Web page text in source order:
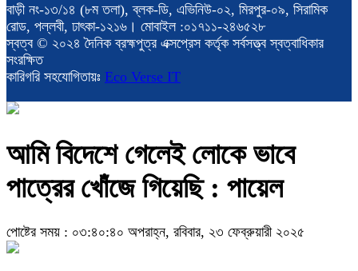
বাড়ী নং-১৩/১৪ (৮ম তলা), ব্লক-ডি, এভিনিউ-০২, মিরপুর-০৯, সিরামিক
রোড, পল্লবী, ঢাৎকা-১২১৬। মোবাইল :০১৭১১-২৪৬৫২৮
স্বত্ব © ২০২৪ দৈনিক ব্রহ্মপুত্র এক্সপ্রেস কর্তৃক সর্বসত্ত্ব স্বত্বাধিকার
সংরক্ষিত
কারিগরি সহযোগিতায়ঃ Eco Verse IT
আমি বিদেশে গেলেই লোকে ভাবে
পাত্রের খোঁজে গিয়েছি : পায়েল
পোষ্টের সময় : ০৩:৪০:৪০ অপরাহ্ন, রবিবার, ২৩ ফেব্রুয়ারী ২০২৫